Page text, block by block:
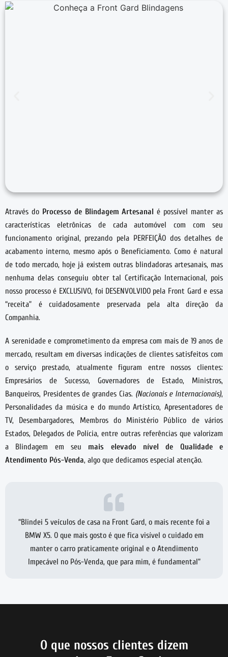
Através do Processo de Blindagem Artesanal é possível manter as
características eletrônicas de cada automóvel com com seu
funcionamento original, prezando pela PERFEIÇÃO dos detalhes de
acabamento interno, mesmo após o Beneficiamento. Como é natural
de todo mercado, hoje já existem outras blindadoras artesanais, mas
nenhuma delas conseguiu obter tal Certificação Internacional, pois
nosso processo é EXCLUSIVO, foi DESENVOLVIDO pela Front Gard e essa
“receita” é cuidadosamente preservada pela alta direção da
Companhia.
A serenidade e comprometimento da empresa com mais de 19 anos de
mercado, resultam em diversas indicações de clientes satisfeitos com
o serviço prestado, atualmente figuram entre nossos clientes:
Empresários de Sucesso, Governadores de Estado, Ministros,
Banqueiros, Presidentes de grandes Cias. (Nacionais e Internacionais),
Personalidades da música e do mundo Artístico, Apresentadores de
TV, Desembargadores, Membros do Ministério Público de vários
Estados, Delegados de Polícia, entre outras referências que valorizam
a Blindagem em seu mais elevado nível de Qualidade e
Atendimento Pós-Venda, algo que dedicamos especial atenção.
“Blindei 5 veículos de casa na Front Gard, o mais recente foi a
BMW X5. O que mais gosto é que fica visível o cuidado em
manter o carro praticamente original e o Atendimento
Impecável no Pós-Venda, que para mim, é fundamental”
O que nossos clientes dizem